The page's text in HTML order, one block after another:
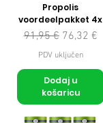
Propolis
voordeelpakket 4x
Redovna cijena
91,95 € Cijena s
76,32 €
PDV uključen
Dodaj u
košaricu